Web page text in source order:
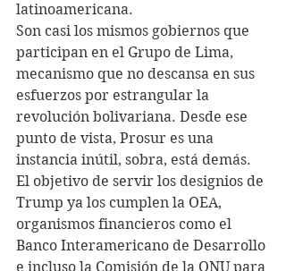
latinoamericana.
Son casi los mismos gobiernos que
participan en el Grupo de Lima,
mecanismo que no descansa en sus
esfuerzos por estrangular la
revolución bolivariana. Desde ese
punto de vista, Prosur es una
instancia inútil, sobra, está demás.
El objetivo de servir los designios de
Trump ya los cumplen la OEA,
organismos financieros como el
Banco Interamericano de Desarrollo
e incluso la Comisión de la ONU para